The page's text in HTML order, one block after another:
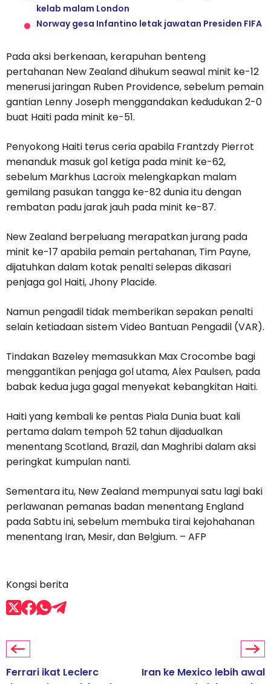
kelab malam London
Norway gesa Infantino letak jawatan Presiden FIFA
Pada aksi berkenaan, kerapuhan benteng
pertahanan New Zealand dihukum seawal minit ke-12
menerusi jaringan Ruben Providence, sebelum pemain
gantian Lenny Joseph menggandakan kedudukan 2-0
buat Haiti pada minit ke-51.
Penyokong Haiti terus ceria apabila Frantzdy Pierrot
menanduk masuk gol ketiga pada minit ke-62,
sebelum Markhus Lacroix melengkapkan malam
gemilang pasukan tangga ke-82 dunia itu dengan
rembatan padu jarak jauh pada minit ke-87.
New Zealand berpeluang merapatkan jurang pada
minit ke-17 apabila pemain pertahanan, Tim Payne,
dijatuhkan dalam kotak penalti selepas dikasari
penjaga gol Haiti, Jhony Placide.
Namun pengadil tidak memberikan sepakan penalti
selain ketiadaan sistem Video Bantuan Pengadil (VAR).
Tindakan Bazeley memasukkan Max Crocombe bagi
menggantikan penjaga gol utama, Alex Paulsen, pada
babak kedua juga gagal menyekat kebangkitan Haiti.
Haiti yang kembali ke pentas Piala Dunia buat kali
pertama dalam tempoh 52 tahun dijadualkan
menentang Scotland, Brazil, dan Maghribi dalam aksi
peringkat kumpulan nanti.
Sementara itu, New Zealand mempunyai satu lagi baki
perlawanan pemanas badan menentang England
pada Sabtu ini, sebelum membuka tirai kejohahanan
menentang Iran, Mesir, dan Belgium. – AFP
Kongsi berita
Ferrari ikat Leclerc
Iran ke Mexico lebih awal